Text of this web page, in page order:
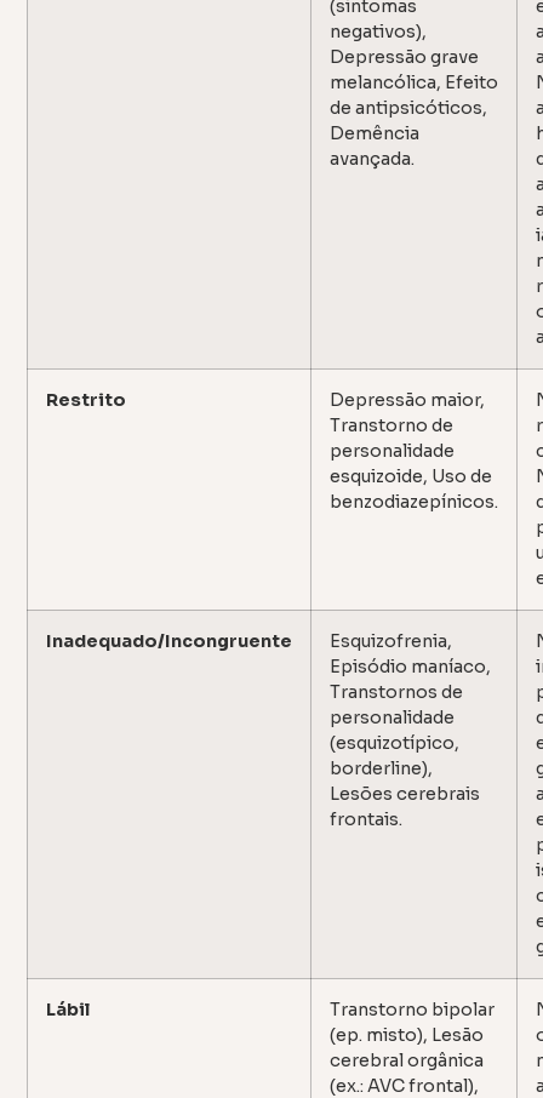
(sintomas
negativos),
Depressão grave
melancólica, Efeito
de antipsicóticos,
Demência
avançada.
Restrito
Depressão maior,
Transtorno de
personalidade
esquizoide, Uso de
benzodiazepínicos.
Inadequado/Incongruente
Esquizofrenia,
Episódio maníaco,
Transtornos de
personalidade
(esquizotípico,
borderline),
Lesões cerebrais
frontais.
Lábil
Transtorno bipolar
(ep. misto), Lesão
cerebral orgânica
(ex.: AVC frontal),